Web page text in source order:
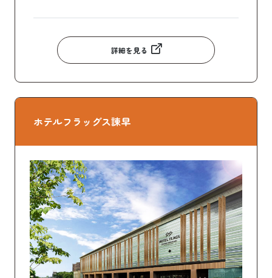
詳細を見る
ホテルフラッグス諫早